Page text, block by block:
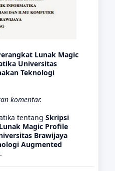
Lunak Magic
Universitas
Teknologi
komentar.
tentang Skripsi
Magic Profile
Brawijaya
Augmented